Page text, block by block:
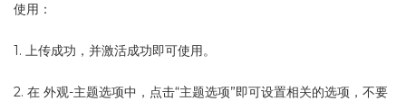
使用：
1. 上传成功，并激活成功即可使用。
2. 在 外观-主题选项中，点击“主题选项”即可设置相关的选项，不要